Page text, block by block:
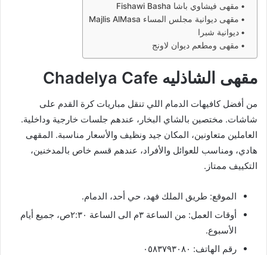
مقهى فيشاوي باشا Fishawi Basha
مقهى ديوانية مجلس المساء Majlis AlMasa
ديوانية شبرا
مقهى ومطعم ديوان لاونج
مقهى الشاذليه Chadelya Cafe
من أفضل كافيهات الدمام اللي تنقل مباريات كرة القدم على
شاشات. مختصين بالشاي البخار، عندهم جلسات خارجية وداخلية.
العاملين متعاونين، المكان جيد ونظيف والأسعار مناسبة. المقهى
هادي، ومناسب للعوائل والأفراد، عندهم قسم خاص بالمدخنين،
التكييف ممتاز.
الموقع: طريق الملك فهد، حي أحد، الدمام.
أوقات العمل: من الساعة ٣م الى الساعة ٢:٣٠ص، جميع أيام
الأسبوع.
رقم الهاتف: ٠٥٨٣٧٩٣٠٨٠